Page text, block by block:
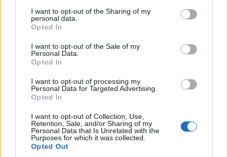
I want to opt-out of the Sharing of my
personal data.
Opted In
I want to opt-out of the Sale of my
Personal Data.
Opted In
I want to opt-out of processing my
Personal Data for Targeted Advertising.
Opted In
I want to opt-out of Collection, Use,
Retention, Sale, and/or Sharing of my
Personal Data that Is Unrelated with the
Purposes for which it was collected.
Opted Out
Infortunato 0 - 0%
Scarica riepilogo
stagionale
Scarica
Giornata